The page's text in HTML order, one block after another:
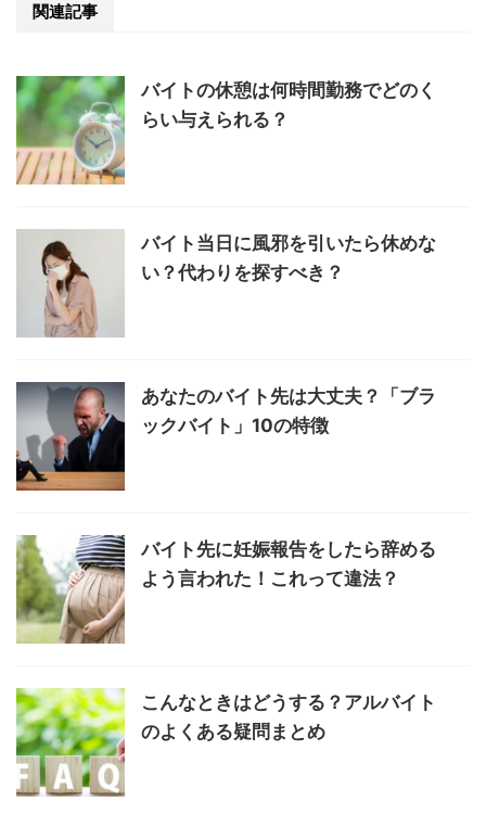
関連記事
バイトの休憩は何時間勤務でどのく
らい与えられる？
バイト当日に風邪を引いたら休めな
い？代わりを探すべき？
あなたのバイト先は大丈夫？「ブラ
ックバイト」10の特徴
バイト先に妊娠報告をしたら辞める
よう言われた！これって違法？
こんなときはどうする？アルバイト
のよくある疑問まとめ